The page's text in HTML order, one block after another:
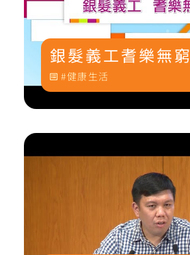
銀髮義工耆樂無窮
健康生活